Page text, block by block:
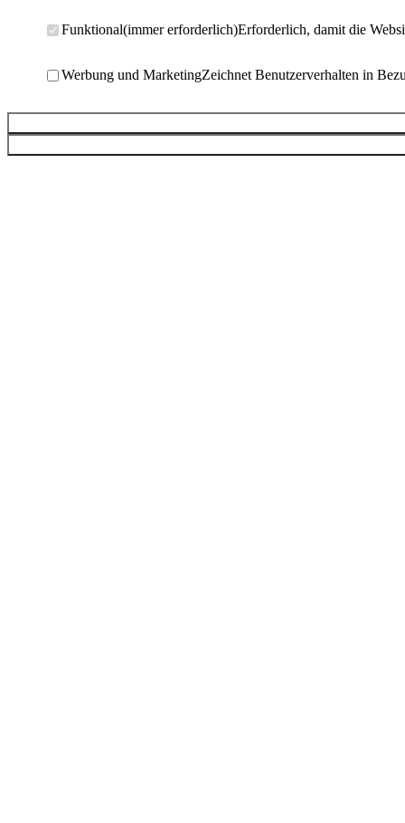
Funktional(immer erforderlich)Erforderlich, damit die
Werbung und MarketingZeichnet Benutzerverhalten in